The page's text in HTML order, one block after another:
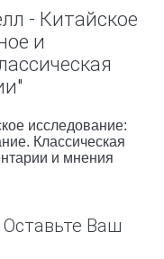
- Китайское
и
исследование:
Классическая
и мнения
Ваш